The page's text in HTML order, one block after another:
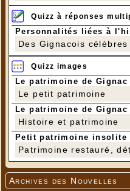
Quizz à réponses
Personnalités liées à
Des Gignacois célèbres
Quizz images
Le patrimoine de Gignac
Le petit patrimoine
Le patrimoine de Gignac
Histoire et patrimoine
Petit patrimoine insolite
Patrimoine restauré,
Archives des Nouvelles